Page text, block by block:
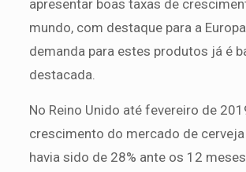
apresentar boas taxas de
mundo, com destaque para a
demanda para estes produtos já é
destacada.
No Reino Unido até fevereiro de
crescimento do mercado de
havia sido de 28% ante os 12